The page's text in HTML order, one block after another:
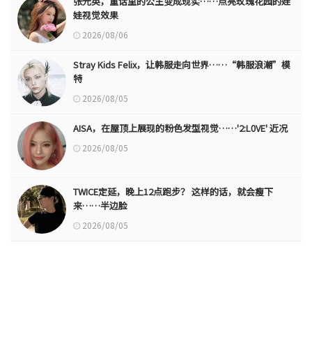
娃视觉效果
2026/08/06
Stray Kids Felix，让韩服走向世界……“韩服浪潮”模
特
2026/08/05
AISA，在屋顶上展现的粉色发型视觉……'2:L0VE' 近况
2026/08/05
TWICE定延，晚上12点跑步？ 这样的话，就会瘦下
来……半边脸
2026/08/05